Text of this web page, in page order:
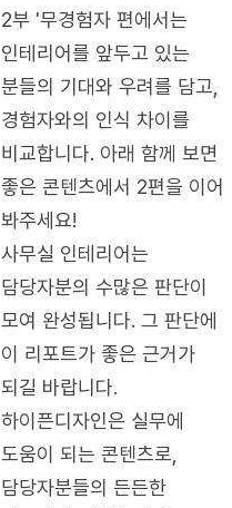
2부 '무경험자 편에서는
인테리어를 앞두고 있는
분들의 기대와 우려를 담고,
경험자와의 인식 차이를
비교합니다. 아래 함께 보면
좋은 콘텐츠에서 2편을 이어
봐주세요!
사무실 인테리어는
담당자분의 수많은 판단이
모여 완성됩니다. 그 판단에
이 리포트가 좋은 근거가
되길 바랍니다.
하이픈디자인은 실무에
도움이 되는 콘텐츠로,
담당자분들의 든든한